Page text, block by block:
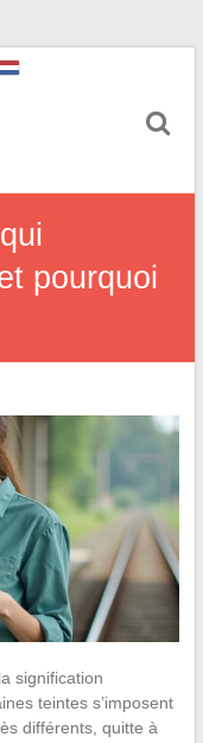
pourquoi
signification
teintes s’imposent
différents, quitte à